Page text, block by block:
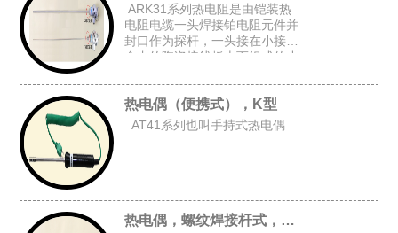
ARK31系列热电阻是由铠装热
电阻电缆一头焊接铂电阻元件并
封口作为探杆，一头接在小接线
盒内的陶瓷接线板上而组成的小
热电偶（便携式），K型
AT41系列也叫手持式热电偶
热电偶，螺纹焊接杆式，K型